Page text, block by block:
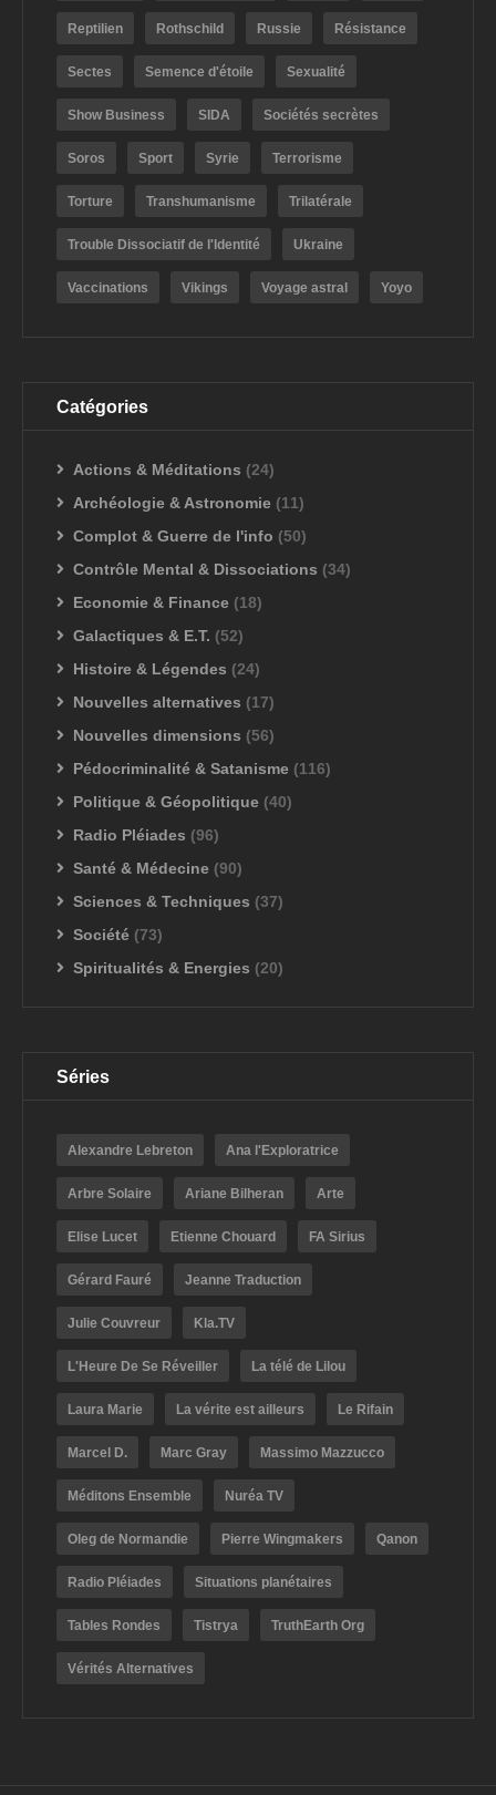
Reptilien Rothschild Russie Résistance
Sectes Semence d'étoile Sexualité
Show Business SIDA Sociétés secrètes
Soros Sport Syrie Terrorisme
Torture Transhumanisme Trilatérale
Trouble Dissociatif de l'Identité Ukraine
Vaccinations Vikings Voyage astral Yoyo
Catégories
Actions & Méditations (24)
Archéologie & Astronomie (11)
Complot & Guerre de l'info (50)
Contrôle Mental & Dissociations (34)
Economie & Finance (18)
Galactiques & E.T. (52)
Histoire & Légendes (24)
Nouvelles alternatives (17)
Nouvelles dimensions (56)
Pédocriminalité & Satanisme (116)
Politique & Géopolitique (40)
Radio Pléiades (96)
Santé & Médecine (90)
Sciences & Techniques (37)
Société (73)
Spiritualités & Energies (20)
Séries
Alexandre Lebreton Ana l'Exploratrice
Arbre Solaire Ariane Bilheran Arte
Elise Lucet Etienne Chouard FA Sirius
Gérard Fauré Jeanne Traduction
Julie Couvreur Kla.TV
L'Heure De Se Réveiller La télé de Lilou
Laura Marie La vérite est ailleurs Le Rifain
Marcel D. Marc Gray Massimo Mazzucco
Méditons Ensemble Nuréa TV
Oleg de Normandie Pierre Wingmakers Qanon
Radio Pléiades Situations planétaires
Tables Rondes Tistrya TruthEarth Org
Vérités Alternatives